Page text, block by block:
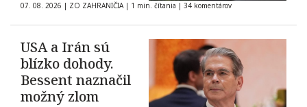
07. 08. 2026 | ZO ZAHRANIČIA | 1 min. čítania | 34 komentárov
USA a Irán sú
blízko dohody.
Bessent naznačil
možný zlom